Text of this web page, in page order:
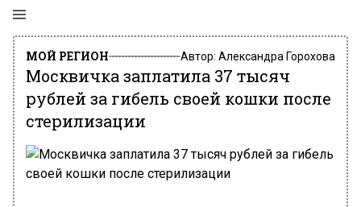
МОЙ РЕГИОН Автор: Александра Горохова
Москвичка заплатила 37 тысяч
рублей за гибель своей кошки после
стерилизации